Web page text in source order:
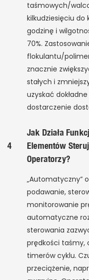
taśmowych/
kilkudziesięciu do
godzinę i
70%.
flokulantu/
znacznie
stałych i
uzyskać
dostarczenie
4
Jak Działa
Elementów
Operatorzy?
„Automatyczny”
podawanie,
monitorowanie
automatyczne
sterowania
prędkości taśmy,
timerów cyklu.
przeciążenie,